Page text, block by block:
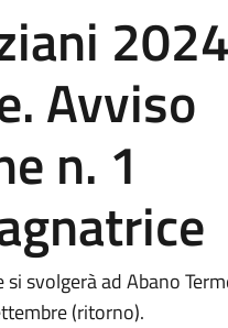
2024
Avviso
n. 1
svolgerà ad Abano
(ritorno).